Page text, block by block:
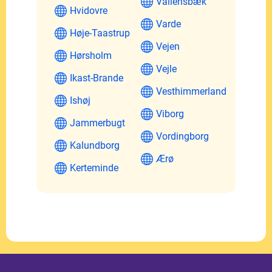
Hvidovre
Høje-Taastrup
Hørsholm
Ikast-Brande
Ishøj
Jammerbugt
Kalundborg
Kerteminde
Varde
Vejen
Vejle
Vesthimmerland
Viborg
Vordingborg
Ærø